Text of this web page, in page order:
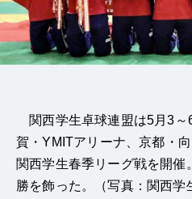
関西学生卓球連盟は5月3 ～
賀・YMITアリーナ、京都・
関西学生春季リーグ戦を開
勝を飾った。（写真：関西